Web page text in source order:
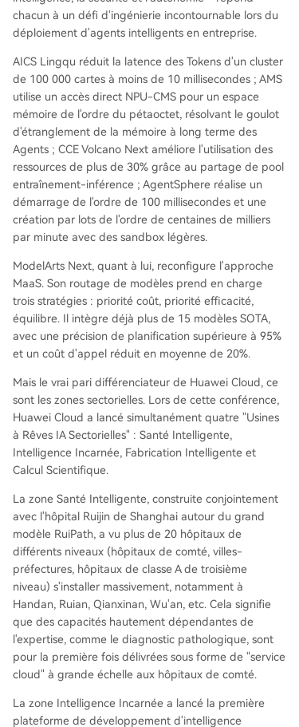
chacun à un défi d'ingénierie incontournable lors du
déploiement d'agents intelligents en entreprise.
AICS Lingqu réduit la latence des Tokens d'un cluster
de 100 000 cartes à moins de 10 millisecondes ; AMS
utilise un accès direct NPU-CMS pour un espace
mémoire de l'ordre du pétaoctet, résolvant le goulot
d'étranglement de la mémoire à long terme des
Agents ; CCE Volcano Next améliore l'utilisation des
ressources de plus de 30% grâce au partage de pool
entraînement-inférence ; AgentSphere réalise un
démarrage de l'ordre de 100 millisecondes et une
création par lots de l'ordre de centaines de milliers
par minute avec des sandbox légères.
ModelArts Next, quant à lui, reconfigure l'approche
MaaS. Son routage de modèles prend en charge
trois stratégies : priorité coût, priorité efficacité,
équilibre. Il intègre déjà plus de 15 modèles SOTA,
avec une précision de planification supérieure à 95%
et un coût d'appel réduit en moyenne de 20%.
Mais le vrai pari différenciateur de Huawei Cloud, ce
sont les zones sectorielles. Lors de cette conférence,
Huawei Cloud a lancé simultanément quatre "Usines
à Rêves IA Sectorielles" : Santé Intelligente,
Intelligence Incarnée, Fabrication Intelligente et
Calcul Scientifique.
La zone Santé Intelligente, construite conjointement
avec l'hôpital Ruijin de Shanghai autour du grand
modèle RuiPath, a vu plus de 20 hôpitaux de
différents niveaux (hôpitaux de comté, villes-
préfectures, hôpitaux de classe A de troisième
niveau) s'installer massivement, notamment à
Handan, Ruian, Qianxinan, Wu'an, etc. Cela signifie
que des capacités hautement dépendantes de
l'expertise, comme le diagnostic pathologique, sont
pour la première fois délivrées sous forme de "service
cloud" à grande échelle aux hôpitaux de comté.
La zone Intelligence Incarnée a lancé la première
plateforme de développement d'intelligence